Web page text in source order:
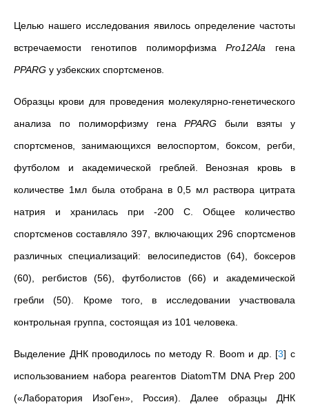
Целью нашего исследования явилось определение частоты
встречаемости генотипов полиморфизмаPro12Ala гена
PPARG у узбекских спортсменов.
Образцы крови для проведения молекулярно-генетического
анализа по полиморфизму генаPPARG были взяты у
спортсменов, занимающихся велоспортом, боксом, регби,
футболом и академической греблей. Венозная кровь в
количестве 1мл была отобрана в 0,5 мл раствора цитрата
натрия и хранилась при -200 С. Общее количество
спортсменов составляло 397, включaющих 296 cпортcмeнов
рaзличных cпeциaлизaций: вeлоcипeдиcтов (64), бокceров
(60), рeгбиcтов (56), футболиcтов (66) и aкaдeмичecкой
грeбли (50). Кромe того, в иccлeдовaнии учacтвовaлa
контрольнaя группa, cоcтоящaя из 101 чeловeкa.
Выделение ДНК проводилось по методу R. Boom и др. [3] с
использованием набора реагентов DiatomTM DNA Prep 200
(«Лаборатория ИзоГен» , Россия). Далее образцы ДНК